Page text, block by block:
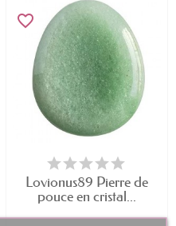
favorite_border
Lovionus89 Pierre de
pouce en cristal...